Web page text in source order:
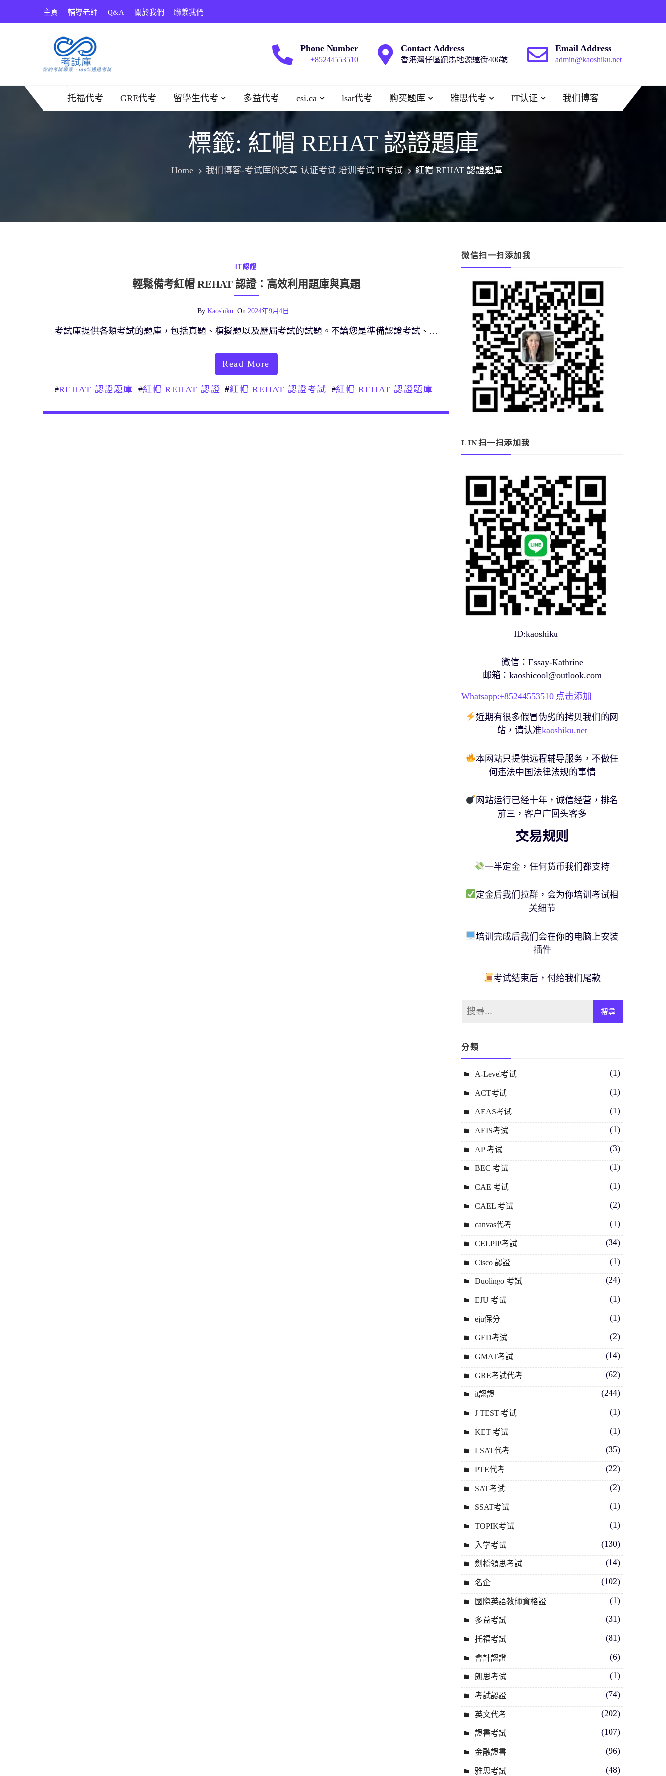
主頁 輔導老師 Q&A 關於我們 聯繫我們
Phone Number
+85244553510
Contact Address
香港灣仔區跑馬地源遠街406號
Email Address
admin@kaoshiku.net
托福代考 GRE代考 留學生代考 多益代考 csi.ca lsat代考 购买题库 雅思代考 IT认证 我们博客
標籤: 紅帽 REHAT 認證題庫
Home 我们博客-考试库的文章 认证考试 培训考试 IT考试 紅帽 REHAT 認證題庫
IT認證
輕鬆備考紅帽 REHAT 認證：高效利用題庫與真題
By Kaoshiku On 2024年9月4日
考試庫提供各類考試的題庫，包括真題、模擬題以及歷屆考試的試題。不論您是準備認證考試、…
Read More
#REHAT 認證題庫 #紅帽 REHAT 認證 #紅帽 REHAT 認證考試 #紅帽 REHAT 認證題庫
微信扫一扫添加我
LIN扫一扫添加我
ID:kaoshiku
微信：Essay-Kathrine
邮箱： kaoshicool@outlook.com
Whatsapp:+85244553510 点击添加
近期有很多假冒伪劣的拷贝我们的网
站，请认准kaoshiku.net
本网站只提供远程辅导服务，不做任
何违法中国法律法规的事情
网站运行已经十年，诚信经营，排名
前三，客户广回头客多
交易规则
一半定金，任何货币我们都支持
定金后我们拉群，会为你培训考试相
关细节
培训完成后我们会在你的电脑上安装
插件
考试结束后，付给我们尾款
分類
A-Level考试 (1)
ACT考试 (1)
AEAS考试 (1)
AEIS考试 (1)
AP 考试 (3)
BEC 考试 (1)
CAE 考试 (1)
CAEL 考试 (2)
canvas代考 (1)
CELPIP考試 (34)
Cisco 認證 (1)
Duolingo 考試 (24)
EJU 考试 (1)
eju保分 (1)
GED考试 (2)
GMAT考試 (14)
GRE考試代考 (62)
it認證 (244)
J TEST 考试 (1)
KET 考试 (1)
LSAT代考 (35)
PTE代考 (22)
SAT考试 (2)
SSAT考试 (1)
TOPIK考试 (1)
入学考试 (130)
劍橋領思考試 (14)
名企 (102)
國際英語教師資格證 (1)
多益考試 (31)
托福考試 (81)
會計認證 (6)
朗思考试 (1)
考試認證 (74)
英文代考 (202)
證書考試 (107)
金融證書 (96)
雅思考試 (48)